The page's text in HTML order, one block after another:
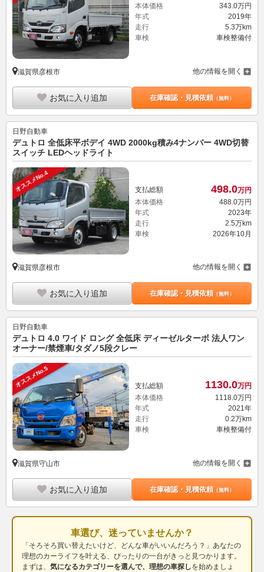
本体価格
343.0万円
年式
2019年
走行
5.3万km
車検
車検整備付
滋賀県彦根市 他の情報を開く
お気に入り追加 在庫確認・見積依頼（無料）
日野自動車
デュトロ 全低床平ボデイ 4WD 2000kg積み4ナンバー 4WD切替
スイッチ LEDヘッドライト
オススメNo.4 支払総額 498.0万円
本体価格
488. 0万円
年式
2023年
走行
2.5万km
車検
2026年10月
滋賀県彦根市 他の情報を開く
お気に入り追加 在庫確認・見積依頼（無料）
日野自動車
デュトロ 4.0 ワイド ロング 全低床 ディーゼルターボ 法人ワン
オーナー/禁煙車/タダノ5段クレー
オススメNo.5 支払総額 1130.0万円
本体価格
1118.0万円
年式
2021年
走行
0.2万km
車検
車検整備付
滋賀県守山市 他の情報を開く
お気に入り追加 在庫確認・見積依頼（無料）
車選び、迷っていませんか？
「そろそろ買い替えたいけど、どんな車がいいんだろう？」あなたの
理想のカーライフを叶える、ぴったりの一台がきっと見つかります。
まずは、 気になるカテゴリーを選んで、理想の車探しを始めましょ